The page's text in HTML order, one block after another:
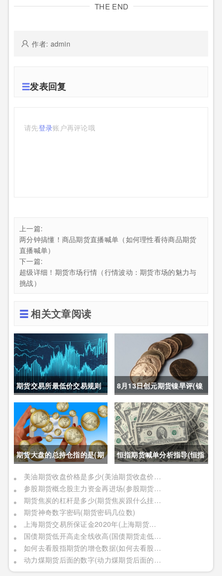
THE END
作者: admin
发表回复
请先登录账户再评论哦
上一篇:
两分钟搞懂！商品期货直播喊单（如何理性看待商品期货
直播喊单）
下一篇:
超级详细！期货市场行情（行情波动：期货市场的魅力与
挑战）
相关文章阅读
期货交易所最低价交易规则
(期货交易所最低价交易规则
是什么)
8月13日创元期货镍早评(镍
期货长期趋势)
期货大盘的总持仓指的是(期
货大盘的总持仓指的是什么)
恒指期货喊单分析指导(恒指
期货喊单直播室)
美油期货收盘价格是多少(美油期货收盘价格是多少钱)
参股期货概念股主力资金再进场(参股期货概念股主力资金再进场什么意思)
期货焦炭的杠杆是多少(期货焦炭跟什么挂钩)
期货神奇数字密码(期货密码几位数)
上海期货交易所保证金2020年(上海期货交易所保证金2020年是多少)
国债期货低开高走全线收高(国债期货走低说明什么)
如何去看股指期货的增仓数据(如何去看股指期货的增仓数据呢)
动力煤期货后面的数字(动力煤期货后面的数字啥意思)